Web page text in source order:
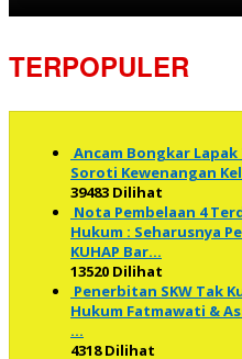
TERPOPULER
Ancam Bongkar
Soroti Kewenangan
39483 Dilihat
Nota Pembelaan 4
Hukum : Seharusnya
KUHAP Bar…
13520 Dilihat
Penerbitan SKW Tak
Hukum Fatmawati &
…
4318 Dilihat